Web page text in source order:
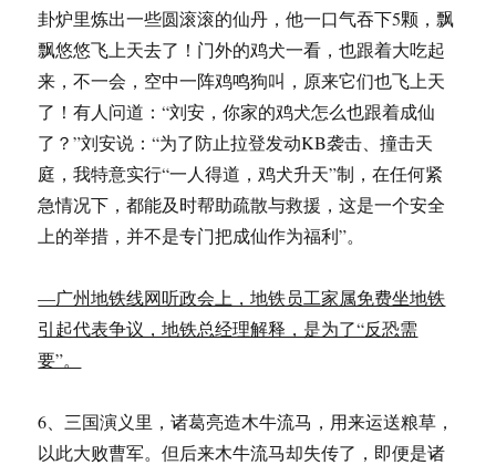
卦炉里炼出一些圆滚滚的仙丹，他一口气吞下5颗，飘
飘悠悠飞上天去了！门外的鸡犬一看，也跟着大吃起
来，不一会，空中一阵鸡鸣狗叫，原来它们也飞上天
了！有人问道：“刘安，你家的鸡犬怎么也跟着成仙
了？”刘安说：“为了防止拉登发动KB袭击、撞击天
庭，我特意实行“一人得道，鸡犬升天”制，在任何紧
急情况下，都能及时帮助疏散与救援，这是一个安全
上的举措，并不是专门把成仙作为福利”。
—广州地铁线网听政会上，地铁员工家属免费坐地铁
引起代表争议，地铁总经理解释，是为了“反恐需
要”。
6、三国演义里，诸葛亮造木牛流马，用来运送粮草，
以此大败曹军。但后来木牛流马却失传了，即便是诸